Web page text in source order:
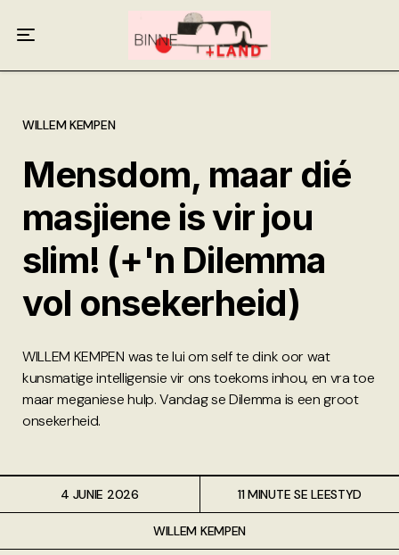
WILLEM KEMPEN
Mensdom, maar dié
masjiene is vir jou
slim! (+'n Dilemma
vol onsekerheid)
WILLEM KEMPEN was te lui om self te dink oor wat
kunsmatige intelligensie vir ons toekoms inhou, en vra toe
maar meganiese hulp. Vandag se Dilemma is een groot
onsekerheid.
4 JUNIE 2026
WILLEM KEMPEN
11 MINUTE SE LEESTYD
Meer oor ons
Anneliese Burgess
Ali van Wyk
Piet Croucamp
Willem Kempen
Gas + Poste
Kop + Knoper